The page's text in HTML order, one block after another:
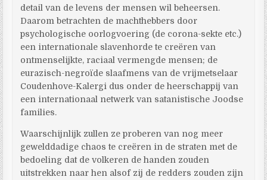
detail van de levens der mensen wil beheersen.
Daarom betrachten de machthebbers door
psychologische oorlogvoering (de corona-sekte etc.)
een internationale slavenhorde te creëren van
ontmenselijkte, raciaal vermengde mensen; de
eurazisch-negroïde slaafmens van de vrijmetselaar
Coudenhove-Kalergi dus onder de heerschappij van
een internationaal netwerk van satanistische Joodse
families.
Waarschijnlijk zullen ze proberen van nog meer
gewelddadige chaos te creëren in de straten met de
bedoeling dat de volkeren de handen zouden
uitstrekken naar hen alsof zij de redders zouden zijn